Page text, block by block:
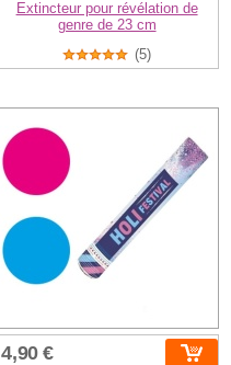
Extincteur pour révélation de
genre de 23 cm
(5)
4,90 €